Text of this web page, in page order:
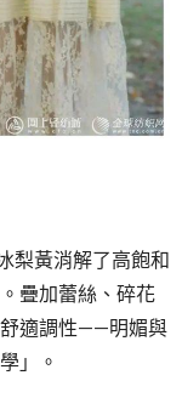
梨黃消解了高飽和
疊加蕾絲、碎花
適調性——明媚與
」。